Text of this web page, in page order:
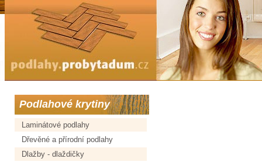
Podlahové krytiny
Laminátové podlahy
Dřevěné a přírodní podlahy
Dlažby - dlaždičky